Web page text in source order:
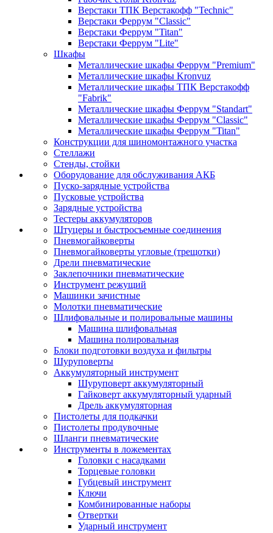
Верстаки ТПК Верстакофф "Technic"
Верстаки Феррум "Classic"
Верстаки Феррум "Titan"
Верстаки Феррум "Lite"
Шкафы
Металлические шкафы Феррум "Premium"
Металлические шкафы Kronvuz
Металлические шкафы ТПК Верстакофф
"Fabrik"
Металлические шкафы Феррум "Standart"
Металлические шкафы Феррум "Classic"
Металлические шкафы Феррум "Titan"
Конструкции для шиномонтажного участка
Стеллажи
Стенды, стойки
Оборудование для обслуживания АКБ
Пуско-зарядные устройства
Пусковые устройства
Зарядные устройства
Тестеры аккумуляторов
Штуцеры и быстросъемные соединения
Пневмогайковерты
Пневмогайковерты угловые (трещотки)
Дрели пневматические
Заклепочники пневматические
Инструмент режущий
Машинки зачистные
Молотки пневматические
Шлифовальные и полировальные машины
Машина шлифовальная
Машина полировальная
Блоки подготовки воздуха и фильтры
Шуруповерты
Аккумуляторный инструмент
Шуруповерт аккумуляторный
Гайковерт аккумуляторный ударный
Дрель аккумуляторная
Пистолеты для подкачки
Пистолеты продувочные
Шланги пневматические
Инструменты в ложементах
Головки с насадками
Торцевые головки
Губцевый инструмент
Ключи
Комбинированные наборы
Отвертки
Ударный инструмент